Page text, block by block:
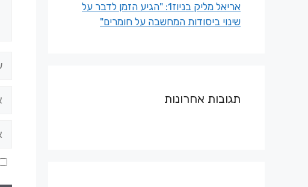
אריאל מליק בניוז1: "הגיע הזמן לדבר על
שינוי ביסודות המחשבה על חומרים"
תגובות אחרונות